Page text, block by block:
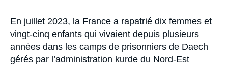
Accroche
En juillet 2023, la France a rapatrié dix femmes et
vingt-cinq enfants qui vivaient depuis plusieurs
années dans les camps de prisonniers de Daech
gérés par l’administration kurde du Nord-Est